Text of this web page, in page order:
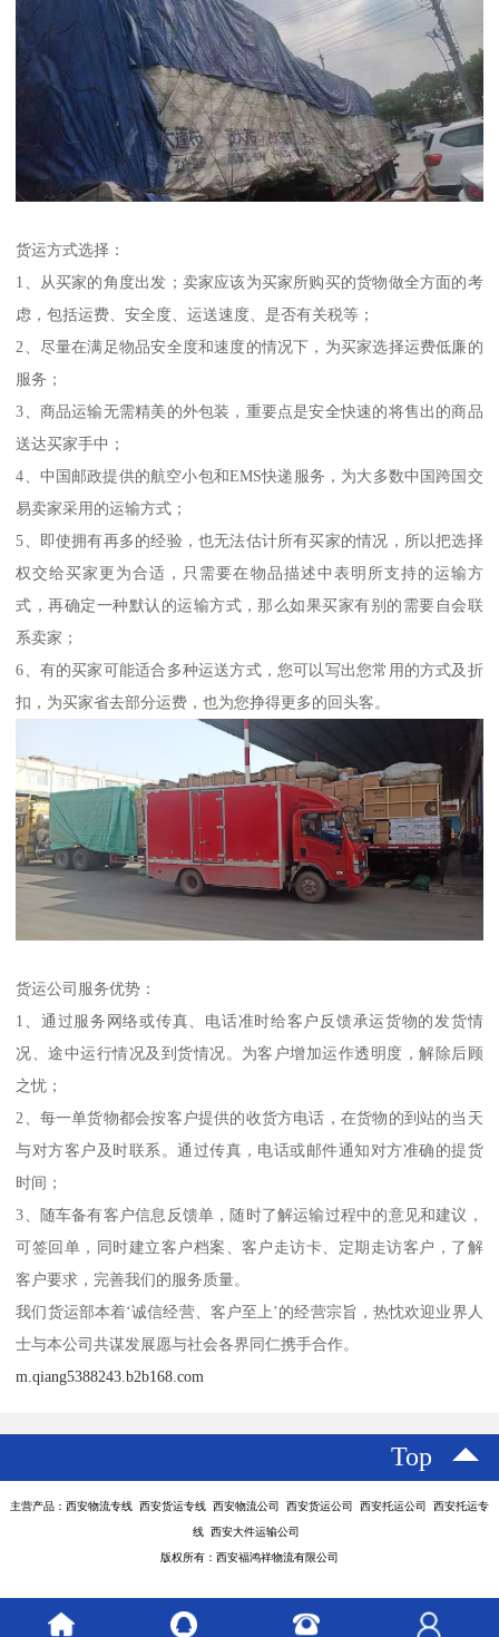
货运方式选择：
1、从买家的角度出发；卖家应该为买家所购买的货物做全方面的考
虑，包括运费、安全度、运送速度、是否有关税等；
2、尽量在满足物品安全度和速度的情况下，为买家选择运费低廉的
服务；
3、商品运输无需精美的外包装，重要点是安全快速的将售出的商品
送达买家手中；
4、中国邮政提供的航空小包和EMS快递服务，为大多数中国跨国交
易卖家采用的运输方式；
5、即使拥有再多的经验，也无法估计所有买家的情况，所以把选择
权交给买家更为合适，只需要在物品描述中表明所支持的运输方
式，再确定一种默认的运输方式，那么如果买家有别的需要自会联
系卖家；
6、有的买家可能适合多种运送方式，您可以写出您常用的方式及折
扣，为买家省去部分运费，也为您挣得更多的回头客。
货运公司服务优势：
1、通过服务网络或传真、电话准时给客户反馈承运货物的发货情
况、途中运行情况及到货情况。为客户增加运作透明度，解除后顾
之忧；
2、每一单货物都会按客户提供的收货方电话，在货物的到站的当天
与对方客户及时联系。通过传真，电话或邮件通知对方准确的提货
时间；
3、随车备有客户信息反馈单，随时了解运输过程中的意见和建议，
可签回单，同时建立客户档案、客户走访卡、定期走访客户，了解
客户要求，完善我们的服务质量。
我们货运部本着‘诚信经营、客户至上’的经营宗旨，热忱欢迎业界人
士与本公司共谋发展愿与社会各界同仁携手合作。
m.qiang5388243.b2b168.com
Top
主营产品：西安物流专线 西安货运专线 西安物流公司 西安货运公司 西安托运公司 西安托运专
线 西安大件运输公司
版权所有：西安福鸿祥物流有限公司